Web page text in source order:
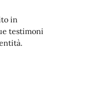
in
testimoni